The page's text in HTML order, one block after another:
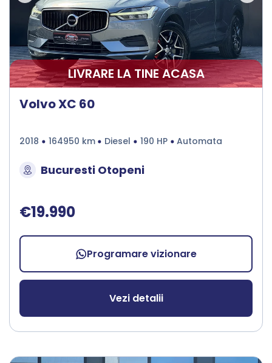
LIVRARE LA TINE ACASA
Volvo XC 60
2018 164950 km Diesel 190 HP Automata
Bucuresti Otopeni
€19.990
Programare vizionare
Vezi detalii